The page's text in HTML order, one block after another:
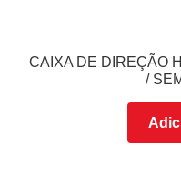
CAIXA DE DIREÇÃO
/